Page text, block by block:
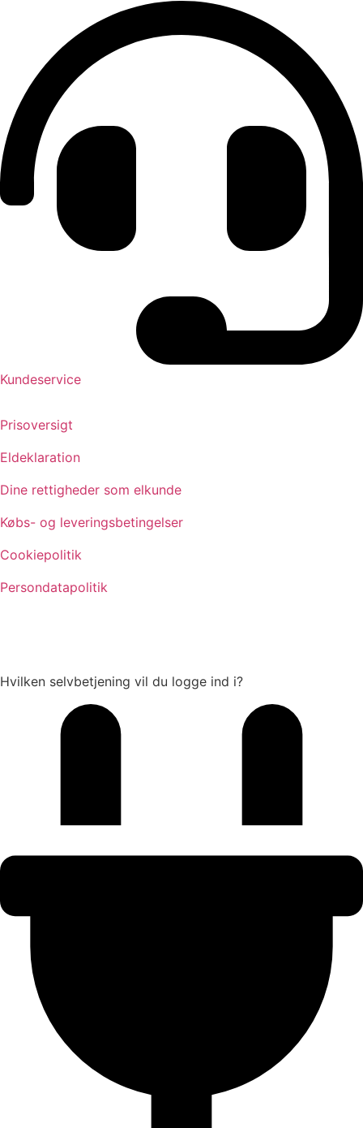
Kundeservice
Prisoversigt
Eldeklaration
Dine rettigheder som elkunde
Købs- og leveringsbetingelser
Cookiepolitik
Persondatapolitik
Hvilken selvbetjening vil du logge ind i?